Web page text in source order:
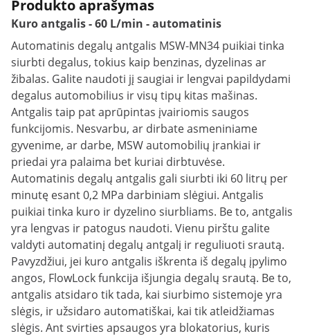
Produkto aprašymas
Kuro antgalis - 60 L/min - automatinis
Automatinis degalų antgalis MSW-MN34 puikiai tinka
siurbti degalus, tokius kaip benzinas, dyzelinas ar
žibalas. Galite naudoti jį saugiai ir lengvai papildydami
degalus automobilius ir visų tipų kitas mašinas.
Antgalis taip pat aprūpintas įvairiomis saugos
funkcijomis. Nesvarbu, ar dirbate asmeniniame
gyvenime, ar darbe, MSW automobilių įrankiai ir
priedai yra palaima bet kuriai dirbtuvėse.
Automatinis degalų antgalis gali siurbti iki 60 litrų per
minutę esant 0,2 MPa darbiniam slėgiui. Antgalis
puikiai tinka kuro ir dyzelino siurbliams. Be to, antgalis
yra lengvas ir patogus naudoti. Vienu pirštu galite
valdyti automatinį degalų antgalį ir reguliuoti srautą.
Pavyzdžiui, jei kuro antgalis iškrenta iš degalų įpylimo
angos, FlowLock funkcija išjungia degalų srautą. Be to,
antgalis atsidaro tik tada, kai siurbimo sistemoje yra
slėgis, ir užsidaro automatiškai, kai tik atleidžiamas
slėgis. Ant svirties apsaugos yra blokatorius, kuris